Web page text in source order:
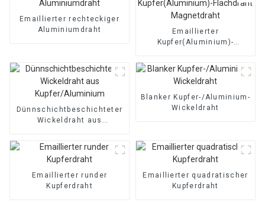
Emaillierter rechteckiger
Aluminiumdraht
Emaillierter
Kupfer(Aluminium)-
Dünnschichtbeschichteter
Wickeldraht aus
Blanker Kupfer-/Aluminium-
Wickeldraht
Emaillierter runder
Kupferdraht
Emaillierter quadratischer
Kupferdraht